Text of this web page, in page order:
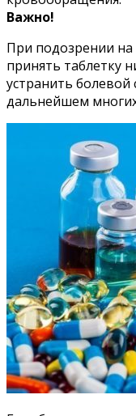
Важно!
При подозрении
принять таблетку
устранить
дальнейшем